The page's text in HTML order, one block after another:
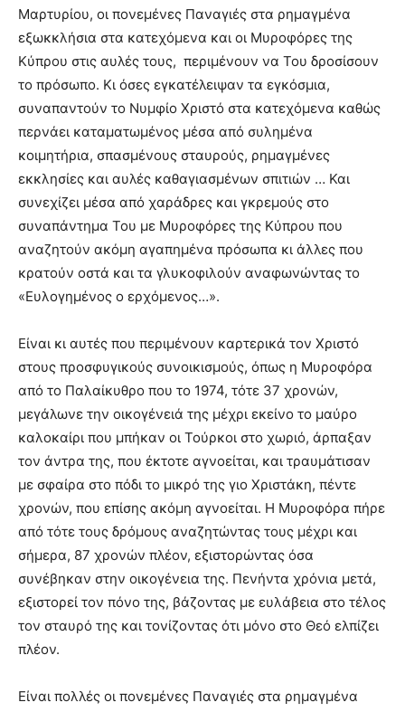
Μαρτυρίου, οι πονεμένες Παναγιές στα ρημαγμένα
εξωκκλήσια στα κατεχόμενα και οι Μυροφόρες της
Κύπρου στις αυλές τους, περιμένουν να Του δροσίσουν
το πρόσωπο. Κι όσες εγκατέλειψαν τα εγκόσμια,
συναπαντούν το Νυμφίο Χριστό στα κατεχόμενα καθώς
περνάει καταματωμένος μέσα από συλημένα
κοιμητήρια, σπασμένους σταυρούς, ρημαγμένες
εκκλησίες και αυλές καθαγιασμένων σπιτιών … Και
συνεχίζει μέσα από χαράδρες και γκρεμούς στο
συναπάντημα Του με Μυροφόρες της Κύπρου που
αναζητούν ακόμη αγαπημένα πρόσωπα κι άλλες που
κρατούν οστά και τα γλυκοφιλούν αναφωνώντας το
«Ευλογημένος ο ερχόμενος…».
Είναι κι αυτές που περιμένουν καρτερικά τον Χριστό
στους προσφυγικούς συνοικισμούς, όπως η Μυροφόρα
από το Παλαίκυθρο που το 1974, τότε 37 χρονών,
μεγάλωνε την οικογένειά της μέχρι εκείνο το μαύρο
καλοκαίρι που μπήκαν οι Τούρκοι στο χωριό, άρπαξαν
τον άντρα της, που έκτοτε αγνοείται, και τραυμάτισαν
με σφαίρα στο πόδι το μικρό της γιο Χριστάκη, πέντε
χρονών, που επίσης ακόμη αγνοείται. Η Μυροφόρα πήρε
από τότε τους δρόμους αναζητώντας τους μέχρι και
σήμερα, 87 χρονών πλέον, εξιστορώντας όσα
συνέβηκαν στην οικογένεια της. Πενήντα χρόνια μετά,
εξιστορεί τον πόνο της, βάζοντας με ευλάβεια στο τέλος
τον σταυρό της και τονίζοντας ότι μόνο στο Θεό ελπίζει
πλέον.
Είναι πολλές οι πονεμένες Παναγιές στα ρημαγμένα